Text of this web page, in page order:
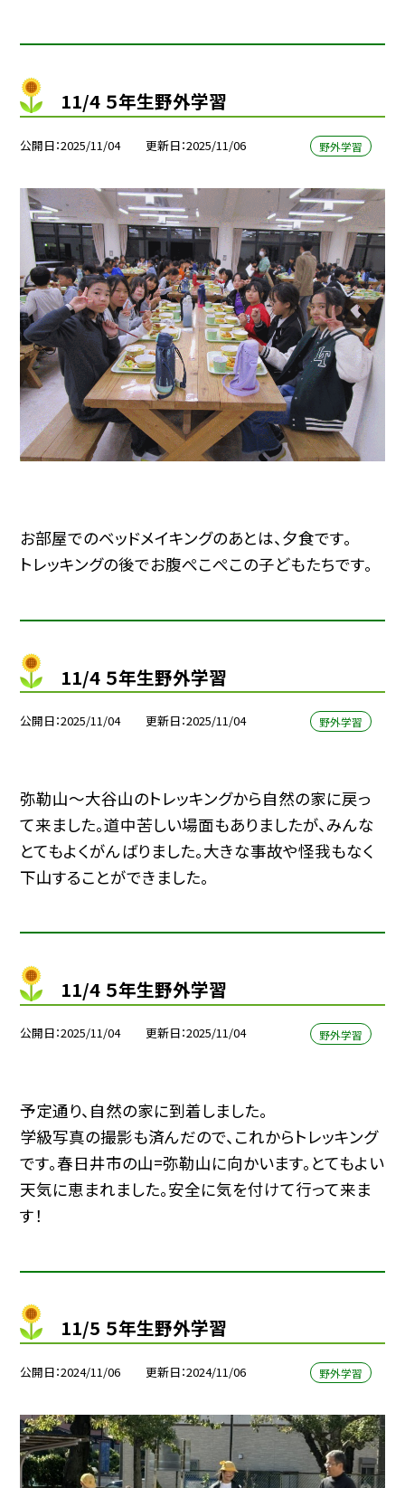
11/4 ５年生野外学習
公開日 2025/11/04 更新日 2025/11/06 野外学習
お部屋でのベッドメイキングのあとは、夕食です。
トレッキングの後でお腹ぺこぺこの子どもたちです。
11/4 ５年生野外学習
公開日 2025/11/04 更新日 2025/11/04 野外学習
弥勒山〜大谷山のトレッキングから自然の家に戻っ
て来ました。道中苦しい場面もありましたが、みんな
とてもよくがんばりました。大きな事故や怪我もなく
下山することができました。
11/4 ５年生野外学習
公開日 2025/11/04 更新日 2025/11/04 野外学習
予定通り、自然の家に到着しました。
学級写真の撮影も済んだので、これからトレッキング
です。春日井市の山=弥勒山に向かいます。とてもよい
天気に恵まれました。安全に気を付けて行って来ま
す！
11/5 ５年生野外学習
公開日 2024/11/06 更新日 2024/11/06 野外学習